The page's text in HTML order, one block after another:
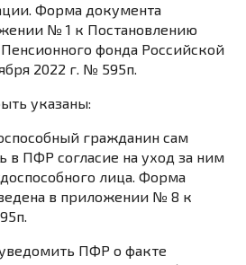
Форма документа
№ 1 к Постановлению
фонда Российской
2022 г. № 595п.
указаны:
гражданин сам
в ПФР согласие на уход за ним
лица. Форма
в приложении № 8 к
ПФР о факте